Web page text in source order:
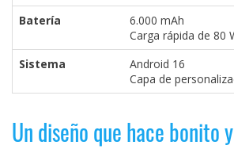
Batería
6.000 mAh
Carga rápida de 80
Sistema
Android 16
Capa de
Un diseño que hace bonito